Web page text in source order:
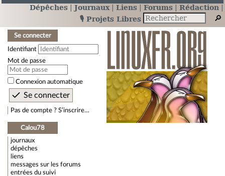
Dépêches Journaux Liens Forums
Rédaction
🎙️ Projets Libres
Se connecter
Identifiant
Mot de passe
Connexion automatique
Pas de compte ? S’inscrire…
Calou78
journaux
dépêches
liens
messages sur les forums
entrées du suivi